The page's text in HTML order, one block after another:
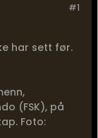
#1
har sett før.
(FSK), på
Foto: